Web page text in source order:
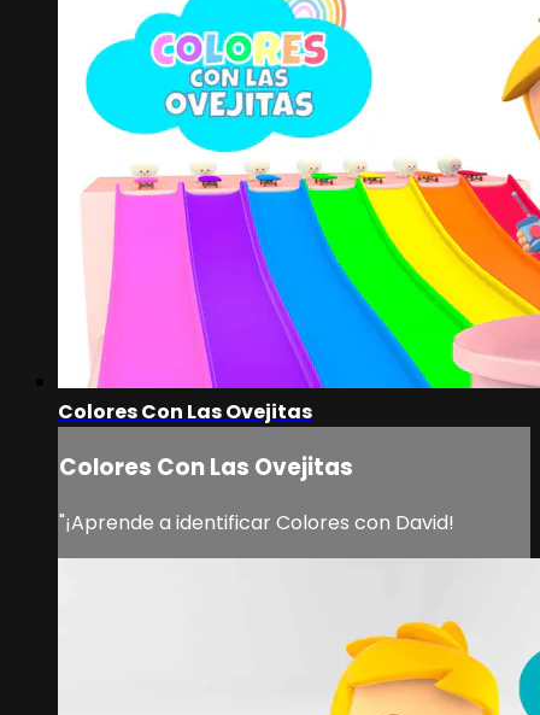
Colores Con Las Ovejitas
Colores Con Las Ovejitas
"¡Aprende a identificar Colores con David!